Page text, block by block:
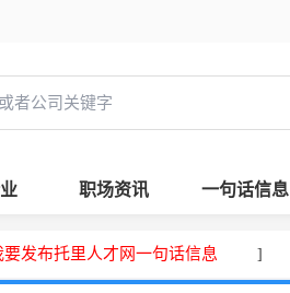
职场资讯 一句话信息
要发布托里人才网一句话信息 ]